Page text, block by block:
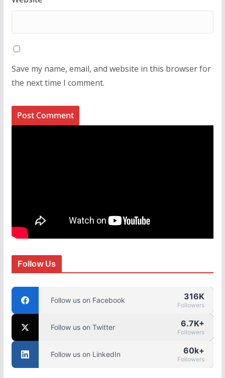
Save my name, email, and website in this browser for
the next time I comment.
Follow Us
Follow us on Facebook 316K
Followers
Follow us on Twitter 6.7K+
Followers
Follow us on LinkedIn 60k+
Followers